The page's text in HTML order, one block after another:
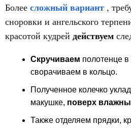
Более сложный вариант ,
сноровки и ангельского
красотой кудрей действуем
Скручиваем полотенце в
сворачиваем в кольцо.
Полученное колечко
макушке, поверх
Также отделяем прядки,